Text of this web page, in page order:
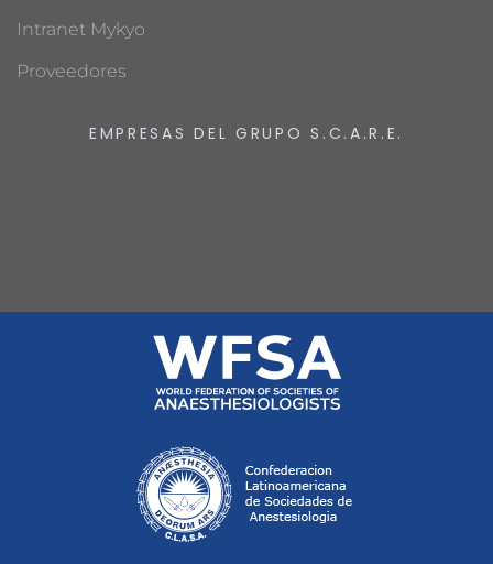
Intranet Mykyo
Proveedores
EMPRESAS DEL GRUPO S.C.A.R.E.